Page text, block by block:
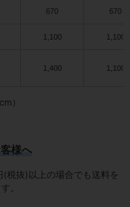
670 670
1,100 1,100
1,400 1,100
）
様へ
税抜)以上の場合でも送料を
。